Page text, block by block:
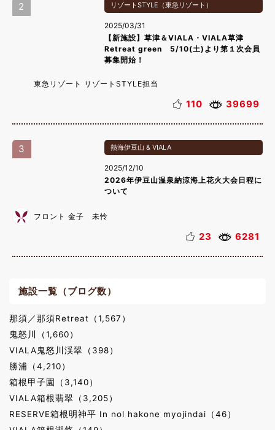
2 リゾートSTYLE（東急リゾート）
2025/03/31
【新施設】草津＆VIALA・VIALA草津
Retreat green 5/10(土)より第１次会員
募集開始！
東急リゾート リゾートSTYLE担当
110 39699
3 熱海伊豆山 & VIALA
2025/12/10
2026年伊豆山温泉納涼海上花火大会日程に
ついて
フロント 金子 未怜
23 6281
施設一覧（ブログ数）
那須／那須Retreat（1,567）
鬼怒川（1,660）
VIALA鬼怒川渓翠（398）
勝浦（4,210）
箱根甲子園（3,140）
VIALA箱根翡翠（3,205）
RESERVE箱根明神平 In nol hakone myojindai（46）